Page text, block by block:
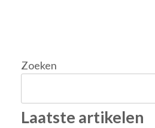
Zoeken
Laatste artikelen